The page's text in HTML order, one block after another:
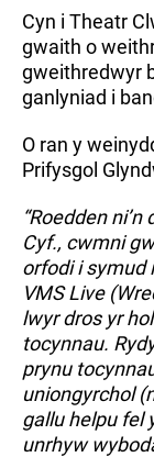
Cyn i Theatr
gwaith o
gweithredwyr
ganlyniad i
O ran y
Prifysgol
“Roedden
Cyf., cwmni
orfodi i symud
VMS Live
lwyr dros yr
tocynnau.
prynu
uniongyrchol
gallu helpu fel
unrhyw